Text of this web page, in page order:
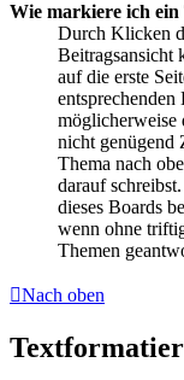
Wie markiere ich ein
Durch Klicken
Beitragsansicht
auf die erste
möglicherweise
nicht genügend
Thema nach
darauf
dieses Boards
wenn ohne
Themen
Nach oben